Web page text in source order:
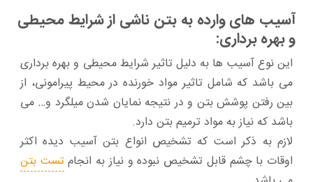
آسیب های وارده به بتن ناشی از شرایط محیطی
و بهره برداری:
این نوع آسیب ها به دلیل تاثیر شرایط محیطی و بهره برداری
می باشد که شامل تاثیر مواد خورنده در محیط پیرامونی، از
بین رفتن پوشش بتن و در نتیجه نمایان شدن میلگرد و… می
باشد که نیاز به مواد ترمیم بتن دارد.
لازم به ذکر است که تشخیص انواع بتن آسیب دیده اکثر
اوقات با چشم قابل تشخیص نبوده و نیاز به انجامتست بتن